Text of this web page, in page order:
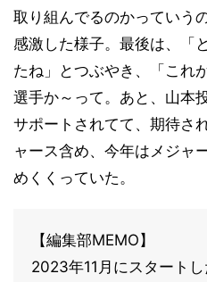
取り組んでるのかっていう
感激した様子。最後は、「
たね」とつぶやき、「これ
選手か～って。あと、山本
サポートされてて、期待さ
ャース含め、今年はメジャ
めくくっていた。
【編集部MEMO】
2023年11月にスタート